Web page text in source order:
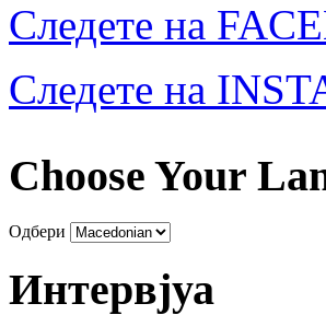
Следете на
Следете на
Choose Your
Одбери
Интервјуа